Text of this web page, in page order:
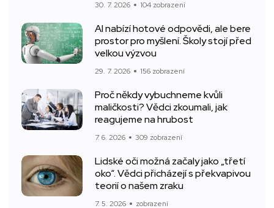
30. 7. 2026 104 zobrazení
AI nabízí hotové odpovědi, ale bere
prostor pro myšlení. Školy stojí před
velkou výzvou
29. 7. 2026 156 zobrazení
Proč někdy vybuchneme kvůli
maličkosti? Vědci zkoumali, jak
reagujeme na hrubost
7. 6. 2026 309 zobrazení
Lidské oči možná začaly jako „třetí
oko“. Vědci přicházejí s překvapivou
teorií o našem zraku
7. 5. 2026 zobrazení